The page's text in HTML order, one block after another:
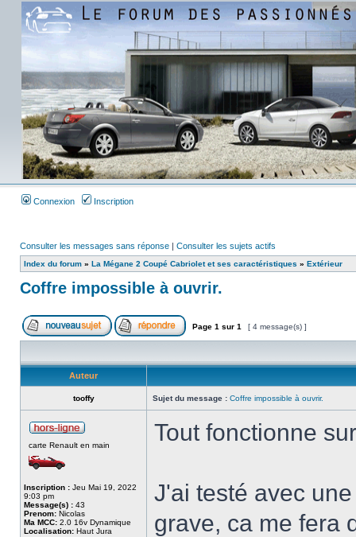
Connexion Inscription
Consulter les messages sans réponse | Consulter les sujets actifs
Index du forum » La Mégane 2 Coupé Cabriolet et ses caractéristiques » Extérieur
Coffre impossible à ouvrir.
Page 1 sur 1 [ 4 message(s) ]
Auteur
tooffy Sujet du message : Coffre impossible à ouvrir.
carte Renault en main
Inscription : Jeu Mai 19, 2022
9:03 pm
Message(s) : 43
Prenom: Nicolas
Ma MCC: 2.0 16v Dynamique
Localisation: Haut Jura
Tout fonctionne
J'ai testé avec
grave, ca me fera